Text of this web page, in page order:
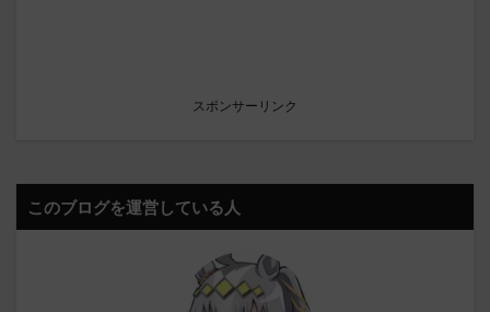
スポンサーリンク
このブログを運営している人